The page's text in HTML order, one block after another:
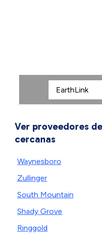
Ver proveedores
cercanas
Waynesboro
Zullinger
South Mountain
Shady Grove
Ringgold